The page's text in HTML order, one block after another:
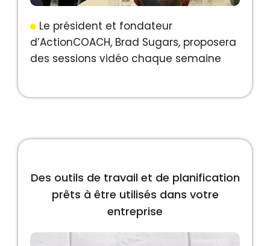
Le président et fondateur
d’ActionCOACH, Brad Sugars, proposera
des sessions vidéo chaque semaine
Des outils de travail et de planification
prêts à être utilisés dans votre
entreprise